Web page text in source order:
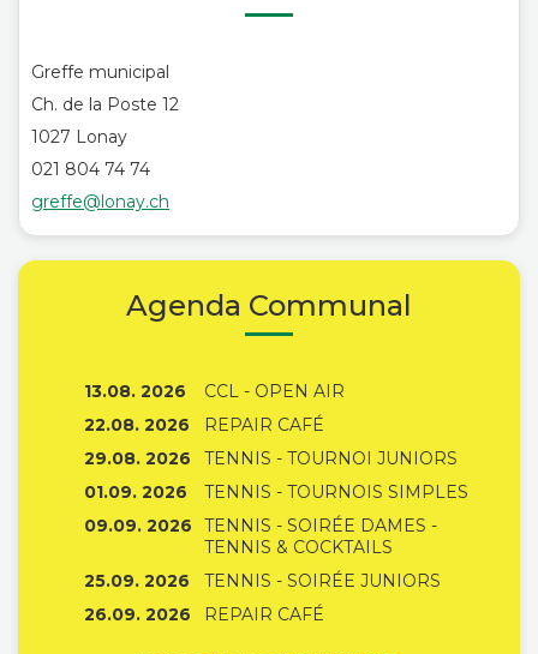
Greffe municipal
Ch. de la Poste 12
1027 Lonay
021 804 74 74
greffe@lonay.ch
Agenda Communal
13.08. 2026
CCL - OPEN AIR
22.08. 2026
REPAIR CAFÉ
29.08. 2026
TENNIS - TOURNOI JUNIORS
01.09. 2026
TENNIS - TOURNOIS SIMPLES
09.09. 2026
TENNIS - SOIRÉE DAMES -
TENNIS & COCKTAILS
25.09. 2026
TENNIS - SOIRÉE JUNIORS
26.09. 2026
REPAIR CAFÉ